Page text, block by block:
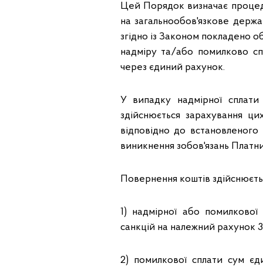
Цей Порядок визначає
на загальнообов'язкове
згідно із Законом покладено
надміру та/або помилково
через єдиний рахунок.
У випадку надмірної
здійснюється зарахування
відповідно до
виникнення зобов'язань
Повернення коштів
1) надмірної або
санкцій на належний рахунок
2) помилкової сплати сум